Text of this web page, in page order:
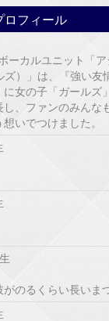
ロフィール
カルユニット「ア
ズ）」は、『強い
女の子「ガールズ
、ファンのみんな
いでつけました。
のるくらい長いま